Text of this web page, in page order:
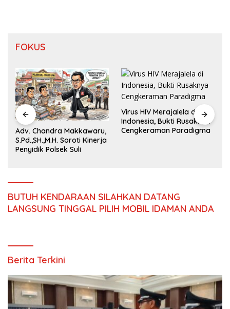
FOKUS
Virus HIV Merajalela di
Indonesia, Bukti Rusaknya
Cengkeraman Paradigma
Tembok Membelah Gaza,
Tiada Ruang Hidup
Palestina
BUTUH KENDARAAN SILAHKAN DATANG
LANGSUNG TINGGAL PILIH MOBIL IDAMAN ANDA
Berita Terkini